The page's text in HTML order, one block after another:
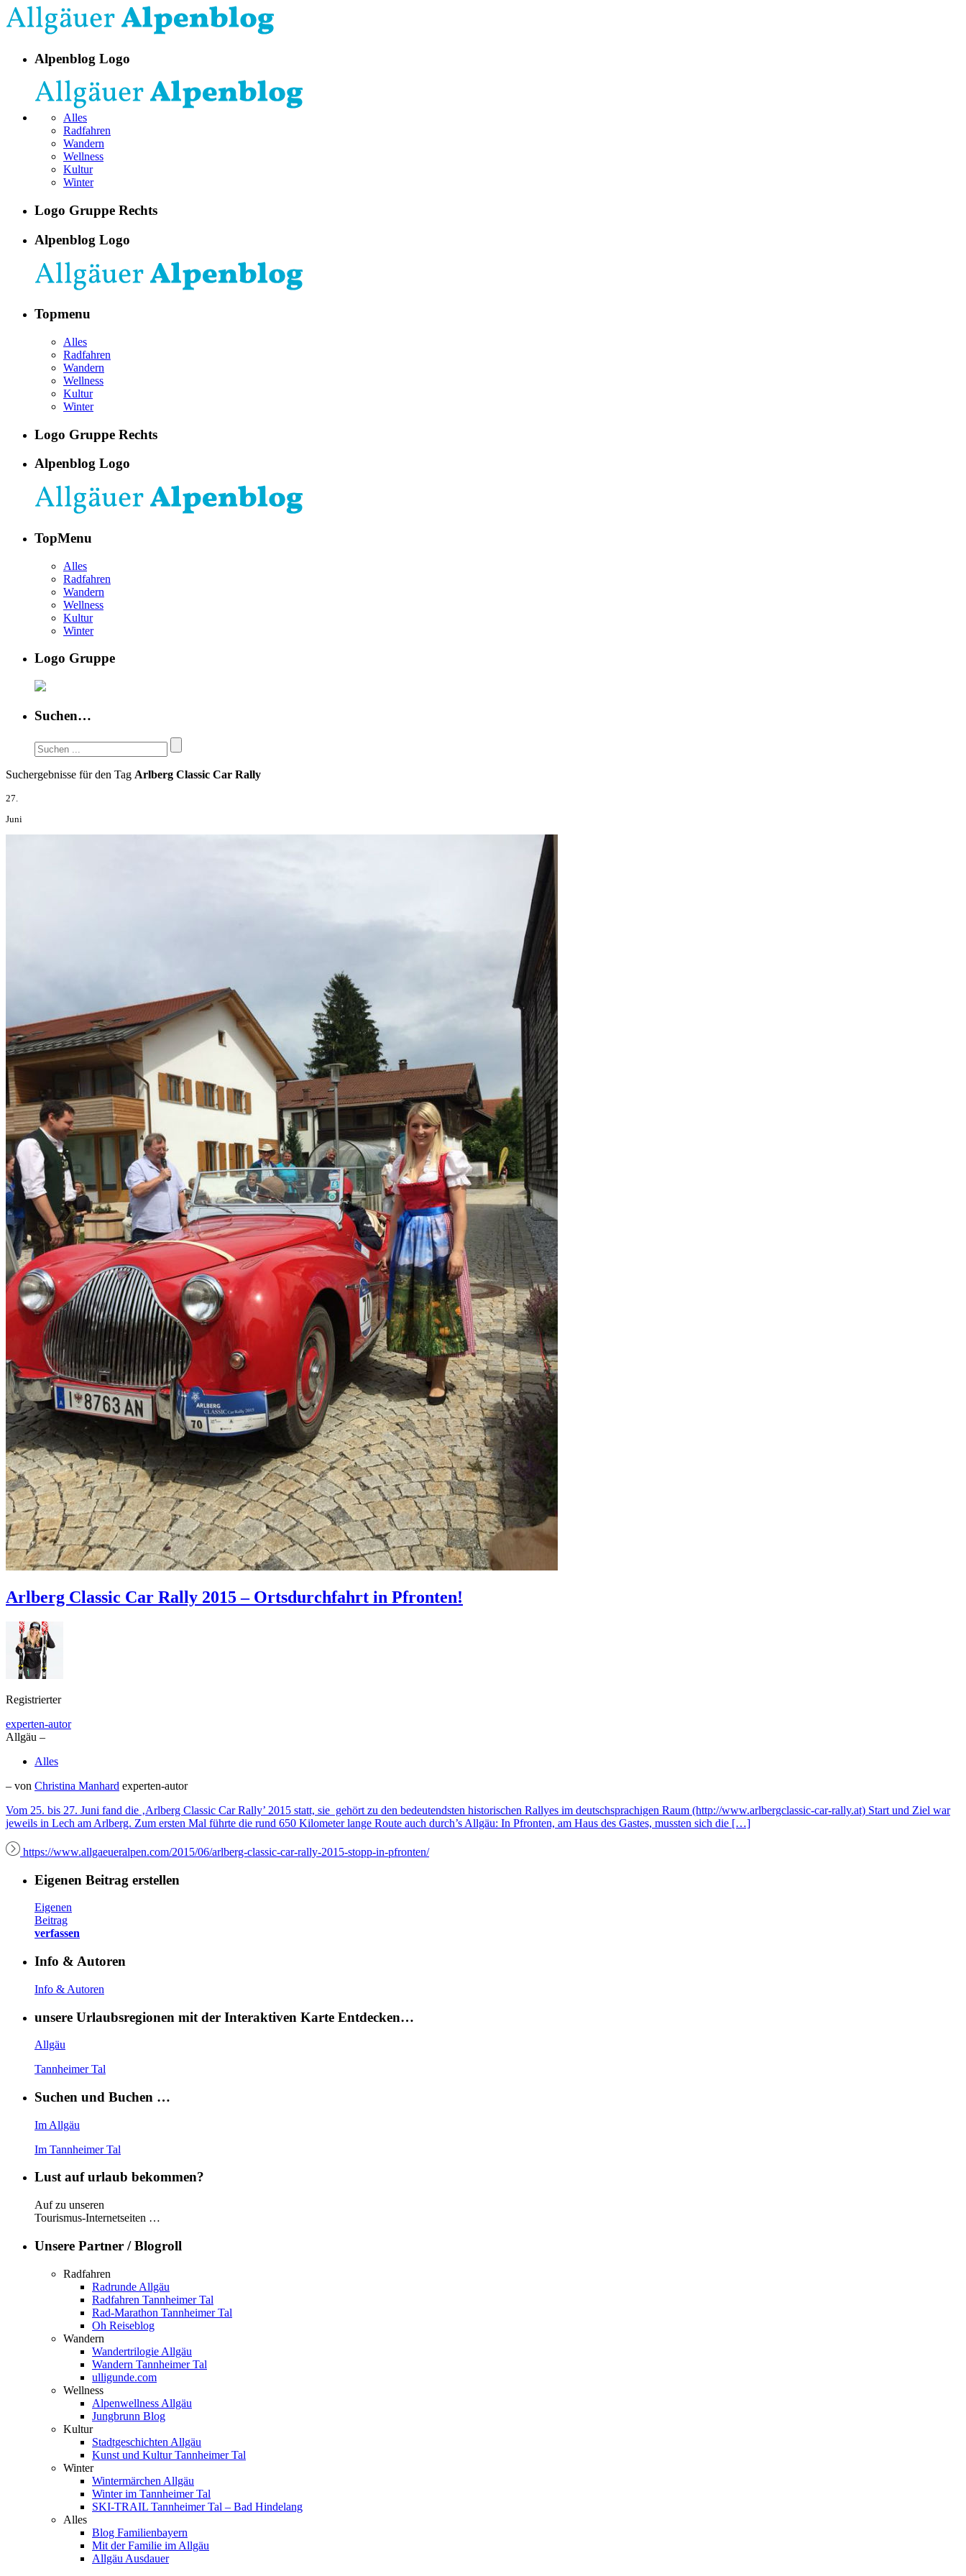
Alpenblog Logo
Alles
Radfahren
Wandern
Wellness
Kultur
Winter
Logo Gruppe Rechts
Alpenblog Logo
Topmenu
Alles
Radfahren
Wandern
Wellness
Kultur
Winter
Logo Gruppe Rechts
Alpenblog Logo
TopMenu
Alles
Radfahren
Wandern
Wellness
Kultur
Winter
Logo Gruppe
Suchen…
Suchergebnisse für den Tag Arlberg Classic Car Rally
27.
Juni
Arlberg Classic Car Rally 2015 – Ortsdurchfahrt in Pfronten!
Registrierter
experten-autor
Allgäu –
Alles
– von Christina Manhard experten-autor
Vom 25. bis 27. Juni fand die ‚Arlberg Classic Car Rally’ 2015 statt, sie gehört zu den bedeutendsten historischen Rallyes im deutschsprachigen Raum (http://www.arlbergclassic-car-rally.at) Start und Ziel war
jeweils in Lech am Arlberg. Zum ersten Mal führte die rund 650 Kilometer lange Route auch durch’s Allgäu: In Pfronten, am Haus des Gastes, mussten sich die […]
https://www.allgaeueralpen.com/2015/06/arlberg-classic-car-rally-2015-stopp-in-pfronten/
Eigenen Beitrag erstellen
Eigenen
Beitrag
verfassen
Info & Autoren
Info & Autoren
unsere Urlaubsregionen mit der Interaktiven Karte Entdecken…
Allgäu
Tannheimer Tal
Suchen und Buchen …
Im Allgäu
Im Tannheimer Tal
Lust auf urlaub bekommen?
Auf zu unseren
Tourismus-Internetseiten …
Unsere Partner / Blogroll
Radfahren
Radrunde Allgäu
Radfahren Tannheimer Tal
Rad-Marathon Tannheimer Tal
Oh Reiseblog
Wandern
Wandertrilogie Allgäu
Wandern Tannheimer Tal
ulligunde.com
Wellness
Alpenwellness Allgäu
Jungbrunn Blog
Kultur
Stadtgeschichten Allgäu
Kunst und Kultur Tannheimer Tal
Winter
Wintermärchen Allgäu
Winter im Tannheimer Tal
SKI-TRAIL Tannheimer Tal – Bad Hindelang
Alles
Blog Familienbayern
Mit der Familie im Allgäu
Allgäu Ausdauer